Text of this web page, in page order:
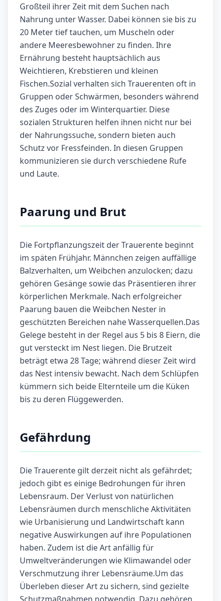
Großteil ihrer Zeit mit dem Suchen nach
Nahrung unter Wasser. Dabei können sie bis zu
20 Meter tief tauchen, um Muscheln oder
andere Meeresbewohner zu finden. Ihre
Ernährung besteht hauptsächlich aus
Weichtieren, Krebstieren und kleinen
Fischen.Sozial verhalten sich Trauerenten oft in
Gruppen oder Schwärmen, besonders während
des Zuges oder im Winterquartier. Diese
sozialen Strukturen helfen ihnen nicht nur bei
der Nahrungssuche, sondern bieten auch
Schutz vor Fressfeinden. In diesen Gruppen
kommunizieren sie durch verschiedene Rufe
und Laute.
Paarung und Brut
Die Fortpflanzungszeit der Trauerente beginnt
im späten Frühjahr. Männchen zeigen auffällige
Balzverhalten, um Weibchen anzulocken; dazu
gehören Gesänge sowie das Präsentieren ihrer
körperlichen Merkmale. Nach erfolgreicher
Paarung bauen die Weibchen Nester in
geschützten Bereichen nahe Wasserquellen.Das
Gelege besteht in der Regel aus 5 bis 8 Eiern, die
gut versteckt im Nest liegen. Die Brutzeit
beträgt etwa 28 Tage; während dieser Zeit wird
das Nest intensiv bewacht. Nach dem Schlüpfen
kümmern sich beide Elternteile um die Küken
bis zu deren Flüggewerden.
Gefährdung
Die Trauerente gilt derzeit nicht als gefährdet;
jedoch gibt es einige Bedrohungen für ihren
Lebensraum. Der Verlust von natürlichen
Lebensräumen durch menschliche Aktivitäten
wie Urbanisierung und Landwirtschaft kann
negative Auswirkungen auf ihre Populationen
haben. Zudem ist die Art anfällig für
Umweltveränderungen wie Klimawandel oder
Verschmutzung ihrer Lebensräume.Um das
Überleben dieser Art zu sichern, sind gezielte